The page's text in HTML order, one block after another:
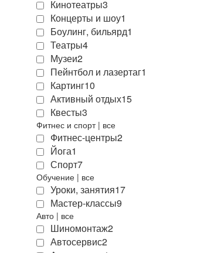
Кинотеатры3
Концерты и шоу1
Боулинг, бильярд1
Театры4
Музеи2
Пейнтбол и лазертаг1
Картинг10
Активный отдых15
Квесты3
Фитнес и спорт | все
Фитнес-центры2
Йога1
Спорт7
Обучение | все
Уроки, занятия17
Мастер-классы9
Авто | все
Шиномонтаж2
Автосервис2